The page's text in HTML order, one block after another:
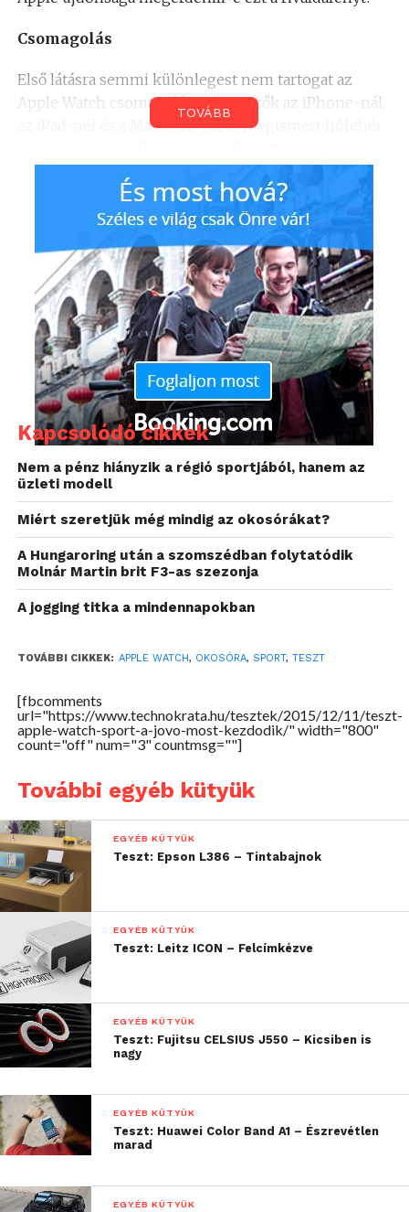
Csomagolás
Első látásra semmi különlegest nem tartogat az
Apple Watch csomagolása, a tervezők az iPhone-nál,
az iPad-nél és a MacBook-nál is megismert hófehér
hosszúkás formájú (ez csak a Sport változatnál van
így, a sima kiadás kocka dobozt kap!) hófehér
csomagolás tetején a legfontosabb papirokat találjuk,
így néhány képpel elmagyarázzák, hogyan is álljunk
neki az óra használatának.
Apple matrica nincs, ez a kaliforniai vállalat szerint
viszont egy nagyon izlésesen kidolgozott műanyag
mint a régi hófehér MacBook-ok készülékháza)
amiben alaposan becsomagolva foglal helyet az
Apple Watch Sport kiadása.
indukciós kábelt helyezték el a dobozban.
Külső
Hozzánk a 38 mm-es verzió érkezett, ez a kisebbik,
TOVÁBB
Kapcsolódó cikkek
Nem a pénz hiányzik a régió sportjából, hanem az
üzleti modell
Miért szeretjük még mindig az okosórákat?
A Hungaroring után a szomszédban folytatódik
Molnár Martin brit F3-as szezonja
A jogging titka a mindennapokban
TOVÁBBI CIKKEK: APPLE WATCH, OKOSÓRA, SPORT, TESZT
[fbcomments
url="https://www.technokrata.hu/tesztek/2015/12/11/teszt-
apple-watch-sport-a-jovo-most-kezdodik/" width="800"
count="off" num="3" countmsg=""]
További egyéb kütyük
EGYÉB KÜTYÜK
Teszt: Epson L386 – Tintabajnok
EGYÉB KÜTYÜK
Teszt: Leitz ICON – Felcímkézve
EGYÉB KÜTYÜK
Teszt: Fujitsu CELSIUS J550 – Kicsiben is
nagy
EGYÉB KÜTYÜK
Teszt: Huawei Color Band A1 – Észrevétlen
marad
EGYÉB KÜTYÜK